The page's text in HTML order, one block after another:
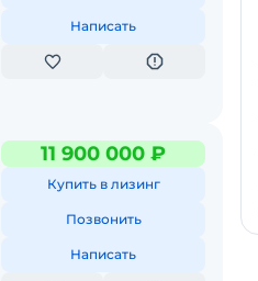
Написать
11 900 000 ₽
Купить в лизинг
Позвонить
Написать